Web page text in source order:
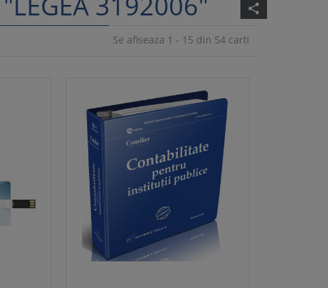
share
Se afiseaza 1 - 15 din 54 carti